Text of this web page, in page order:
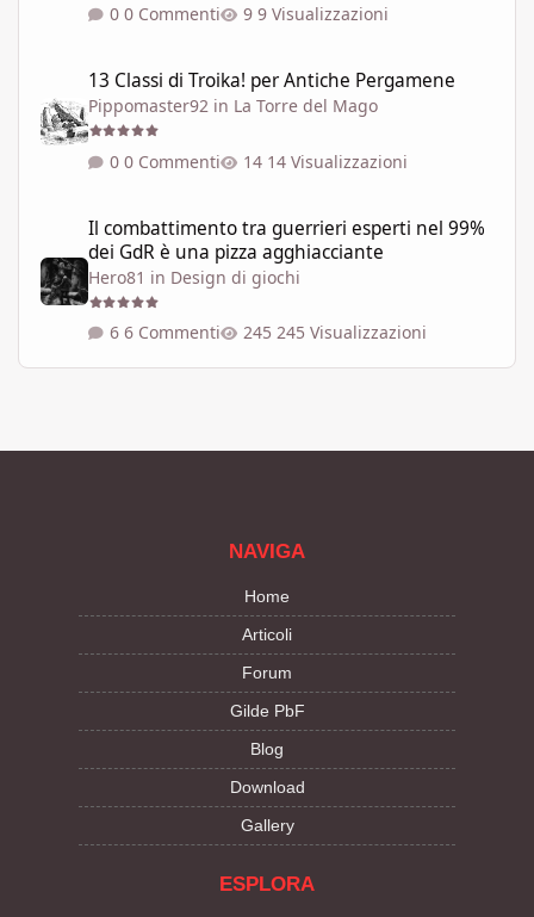
0 Commenti 9 Visualizzazioni
13 Classi di Troika! per Antiche Pergamene
Pippomaster92 in La Torre del Mago
0 Commenti 14 Visualizzazioni
Il combattimento tra guerrieri esperti nel 99%
dei GdR è una pizza agghiacciante
Hero81 in Design di giochi
6 Commenti 245 Visualizzazioni
NAVIGA
Home
Articoli
Forum
Gilde PbF
Blog
Download
Gallery
ESPLORA